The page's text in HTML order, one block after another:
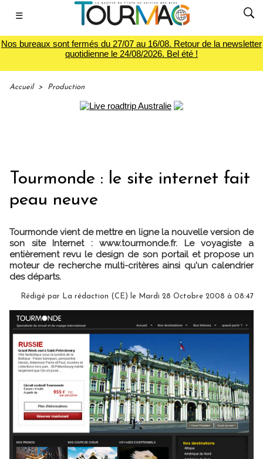
☰
Nos bureaux sont fermés du 27/07 au 16/08. Retour de la newsletter
quotidienne le 24/08/2026. Bel été !
Accueil > Production
Tourmonde : le site internet fait
peau neuve
Tourmonde vient de mettre en ligne la nouvelle version de
son site Internet : www.tourmonde.fr. Le voyagiste a
entièrement revu le design de son portail et propose un
moteur de recherche multi-critères ainsi qu'un calendrier
des départs.
Rédigé par La rédaction (CE) le Mardi 28 Octobre 2008 à 08:47